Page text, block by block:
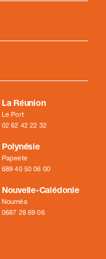
La Réunion
Le Port
02 62 42 22 32
Polynésie
Papeete
689 40 50 06 00
Nouvelle-Calédonie
Nouméa
0687 28 69 06